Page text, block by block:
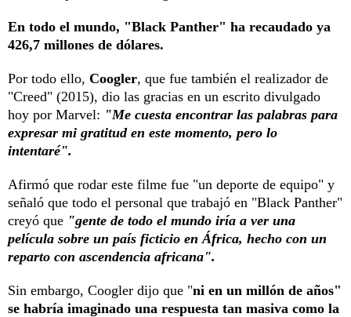
En todo el mundo, "Black Panther" ha recaudado ya
426,7 millones de dólares.
Por todo ello, Coogler, que fue también el realizador de
"Creed" (2015), dio las gracias en un escrito divulgado
hoy por Marvel: "Me cuesta encontrar las palabras para
expresar mi gratitud en este momento, pero lo
intentaré".
Afirmó que rodar este filme fue "un deporte de equipo" y
señaló que todo el personal que trabajó en "Black Panther"
creyó que "gente de todo el mundo iría a ver una
película sobre un país ficticio en África, hecho con un
reparto con ascendencia africana".
Sin embargo, Coogler dijo que "ni en un millón de años"
se habría imaginado una respuesta tan masiva como la